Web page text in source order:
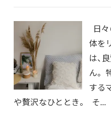
日
体を
は、
ん。
する
や贅沢なひととき。 そ...